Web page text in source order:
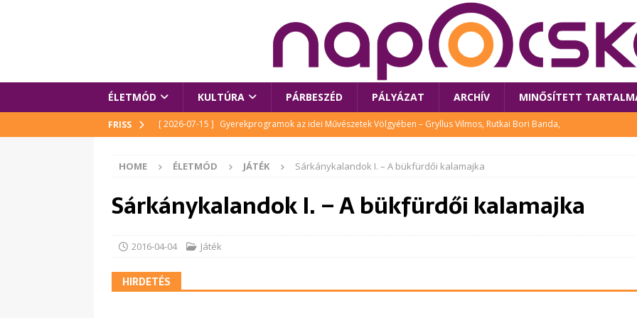
ÉLETMÓD KULTÚRA PÁRBESZÉD PÁLYÁZAT ARCHÍV MINŐSÍTETT
FRISS [ 2026-07-15 ] Gyerekprogramok az idei Művészetek Völgyében – Gryllus Vilmos, Rutkai Bori Banda,
[ 2026-07-15 ]
Megújult köztérrel várja a látogatókat az idei Művészetek Völgye
[ 2026-07-15 ]
Pihitér – megjelent Rutkai Bori Bandájának az új lemeze – interjú Rutkai Borival – koncert az
idei Művészetek Völgyében
[ 2026-06-29 ] Apa kezdődik – Véssey Miklós író, költő idén a Művészetek Völgyében is fellép
HOME ÉLETMÓD JÁTÉK Sárkánykalandok I. – A bükfürdői kalamajka
Sárkánykalandok I. – A bükfürdői kalamajka
2016-04-04 Játék
HIRDETÉS